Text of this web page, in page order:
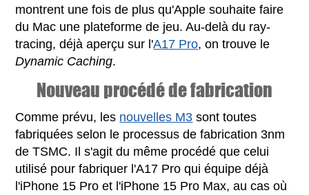
montrent une fois de plus qu'Apple souhaite faire
du Mac une plateforme de jeu. Au-delà du ray-
tracing, déjà aperçu sur l'A17 Pro, on trouve le
Dynamic Caching.
Nouveau procédé de fabrication
Comme prévu, les nouvelles M3 sont toutes
fabriquées selon le processus de fabrication 3nm
de TSMC. Il s'agit du même procédé que celui
utilisé pour fabriquer l'A17 Pro qui équipe déjà
l'iPhone 15 Pro et l'iPhone 15 Pro Max, au cas où